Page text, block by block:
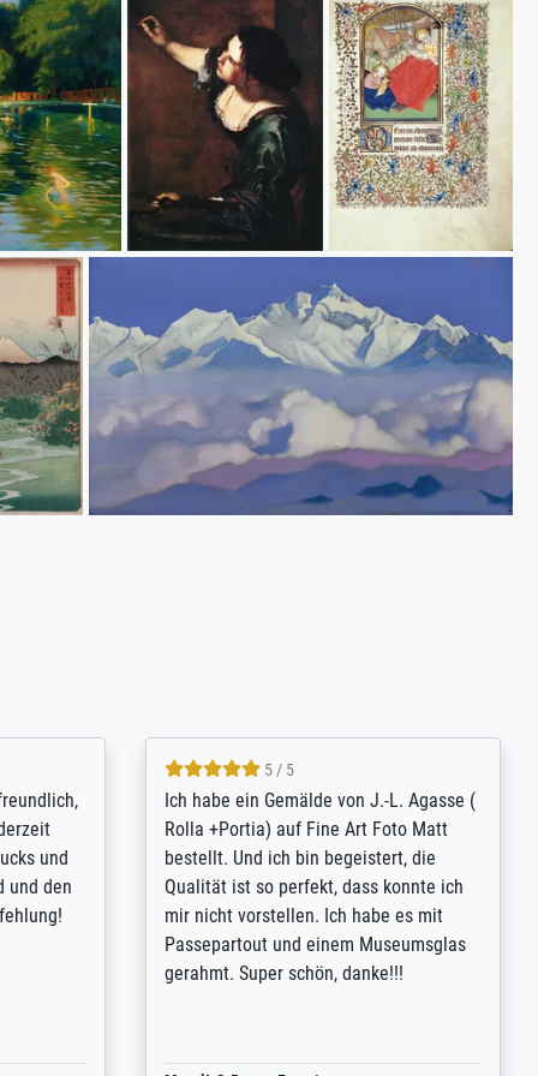
is
go-to
on -
4.8 / 5
Qualité absolument irréprochable.
Extraordinaire diversité des thèmes
abordés et personnalisation des
demandes (recadrage, réajustement des
couleurs). Relation clientèle parfaite.
Transport, réception sans aucun
problème. Merci à toute l'équipe ! Hervé